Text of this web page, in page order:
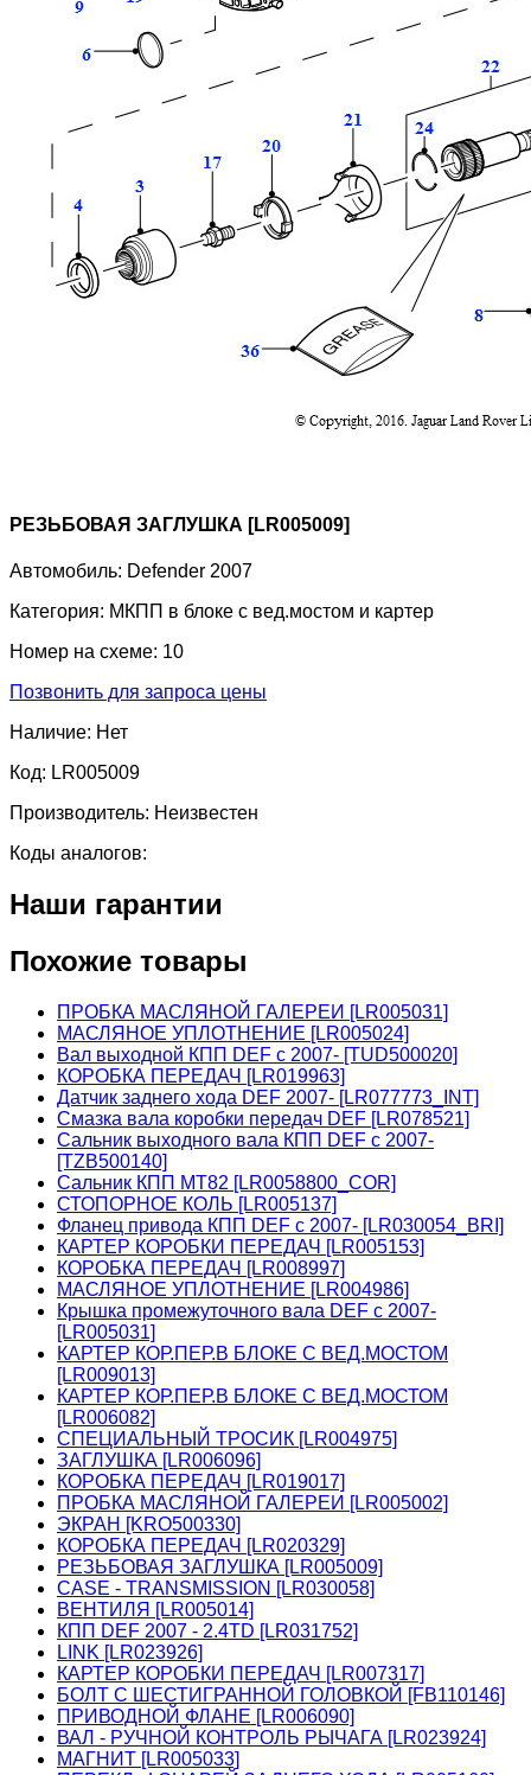
РЕЗЬБОВАЯ ЗАГЛУШКА [LR005009]
Автомобиль: Defender 2007
Категория: МКПП в блоке с вед.мостом и картер
Номер на схеме: 10
Позвонить для запроса цены
Наличие: Нет
Код: LR005009
Производитель: Неизвестен
Коды аналогов:
Наши гарантии
Похожие товары
ПРОБКА МАСЛЯНОЙ ГАЛЕРЕИ [LR005031]
МАСЛЯНОЕ УПЛОТНЕНИЕ [LR005024]
Вал выходной КПП DEF c 2007- [TUD500020]
КОРОБКА ПЕРЕДАЧ [LR019963]
Датчик заднего хода DEF 2007- [LR077773_INT]
Смазка вала коробки передач DEF [LR078521]
Сальник выходного вала КПП DEF c 2007-
[TZB500140]
Сальник КПП МТ82 [LR0058800_COR]
СТОПОРНОЕ КОЛЬ [LR005137]
Фланец привода КПП DEF c 2007- [LR030054_BRI]
КАРТЕР КОРОБКИ ПЕРЕДАЧ [LR005153]
КОРОБКА ПЕРЕДАЧ [LR008997]
МАСЛЯНОЕ УПЛОТНЕНИЕ [LR004986]
Крышка промежуточного вала DEF c 2007-
[LR005031]
КАРТЕР КОР.ПЕР.В БЛОКЕ С ВЕД.МОСТОМ
[LR009013]
КАРТЕР КОР.ПЕР.В БЛОКЕ С ВЕД.МОСТОМ
[LR006082]
СПЕЦИАЛЬНЫЙ ТРОСИК [LR004975]
ЗАГЛУШКА [LR006096]
КОРОБКА ПЕРЕДАЧ [LR019017]
ПРОБКА МАСЛЯНОЙ ГАЛЕРЕИ [LR005002]
ЭКРАН [KRO500330]
КОРОБКА ПЕРЕДАЧ [LR020329]
РЕЗЬБОВАЯ ЗАГЛУШКА [LR005009]
CASE - TRANSMISSION [LR030058]
ВЕНТИЛЯ [LR005014]
КПП DEF 2007 - 2.4TD [LR031752]
LINK [LR023926]
КАРТЕР КОРОБКИ ПЕРЕДАЧ [LR007317]
БОЛТ С ШЕСТИГРАННОЙ ГОЛОВКОЙ [FB110146]
ПРИВОДНОЙ ФЛАНЕ [LR006090]
ВАЛ - РУЧНОЙ КОНТРОЛЬ РЫЧАГА [LR023924]
МАГНИТ [LR005033]